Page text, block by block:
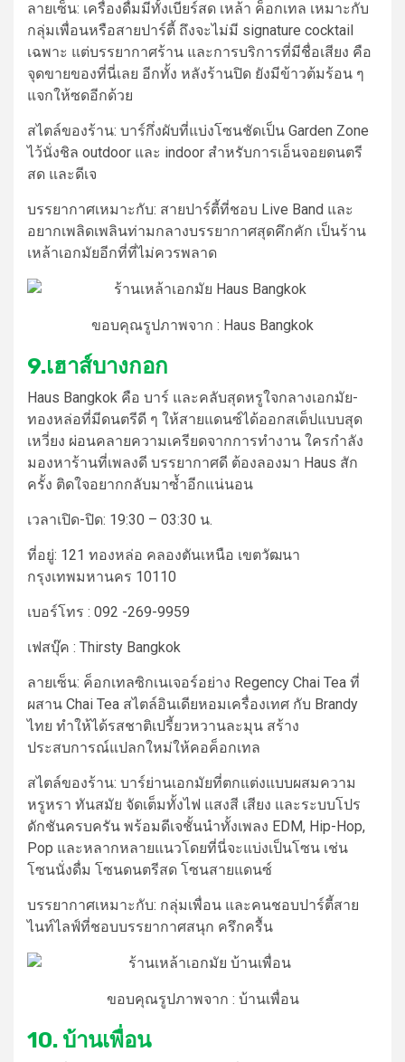
ลายเซ็น: เครื่องดื่มมีทั้งเบียร์สด เหล้า ค็อกเทล เหมาะกับ
กลุ่มเพื่อนหรือสายปาร์ตี้ ถึงจะไม่มี signature cocktail
เฉพาะ แต่บรรยากาศร้าน และการบริการที่มีชื่อเสียง คือ
จุดขายของที่นี่เลย อีกทั้ง หลังร้านปิด ยังมีข้าวต้มร้อน ๆ
แจกให้ซดอีกด้วย
สไตล์ของร้าน: บาร์กึ่งผับที่แบ่งโซนชัดเป็น Garden Zone
ไว้นั่งชิล outdoor และ indoor สำหรับการเอ็นจอยดนตรี
สด และดีเจ
บรรยากาศเหมาะกับ: สายปาร์ตี้ที่ชอบ Live Band และ
อยากเพลิดเพลินท่ามกลางบรรยากาศสุดคึกคัก เป็นร้าน
เหล้าเอกมัยอีกที่ที่ไม่ควรพลาด
ขอบคุณรูปภาพจาก : Haus Bangkok
9.เฮาส์บางกอก
Haus Bangkok คือ บาร์ และคลับสุดหรูใจกลางเอกมัย-
ทองหล่อที่มีดนตรีดี ๆ ให้สายแดนซ์ได้ออกสเต็ปแบบสุด
เหวี่ยง ผ่อนคลายความเครียดจากการทำงาน ใครกำลัง
มองหาร้านที่เพลงดี บรรยากาศดี ต้องลองมา Haus สัก
ครั้ง ติดใจอยากกลับมาซ้ำอีกแน่นอน
เวลาเปิด-ปิด: 19:30 – 03:30 น.
ที่อยู่: 121 ทองหล่อ คลองตันเหนือ เขตวัฒนา
กรุงเทพมหานคร 10110
เบอร์โทร : 092 -269-9959
เฟสบุ๊ค : Thirsty Bangkok
ลายเซ็น: ค็อกเทลซิกเนเจอร์อย่าง Regency Chai Tea ที่
ผสาน Chai Tea สไตล์อินเดียหอมเครื่องเทศ กับ Brandy
ไทย ทำให้ได้รสชาติเปรี้ยวหวานละมุน สร้าง
ประสบการณ์แปลกใหม่ให้คอค็อกเทล
สไตล์ของร้าน: บาร์ย่านเอกมัยที่ตกแต่งแบบผสมความ
หรูหรา ทันสมัย จัดเต็มทั้งไฟ แสงสี เสียง และระบบโปร
ดักชันครบครัน พร้อมดีเจชั้นนำทั้งเพลง EDM, Hip-Hop,
Pop และหลากหลายแนวโดยที่นี่จะแบ่งเป็นโซน เช่น
โซนนั่งดื่ม โซนดนตรีสด โซนสายแดนซ์
บรรยากาศเหมาะกับ: กลุ่มเพื่อน และคนชอบปาร์ตี้สาย
ไนท์ไลฟ์ที่ชอบบรรยากาศสนุก ครึกครื้น
ขอบคุณรูปภาพจาก : บ้านเพื่อน
10. บ้านเพื่อน